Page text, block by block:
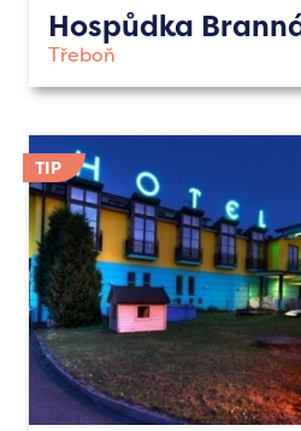
Hospůdka
Třeboň